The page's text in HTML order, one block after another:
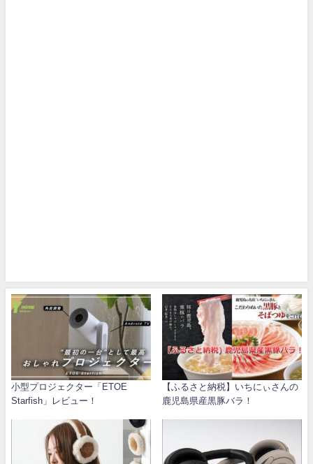
小型プロジェクター「ETOE
Starfish」レビュー！
【ふるさと納税】いちにぃさんの
鹿児島県産黒豚バラ！